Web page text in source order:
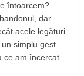
întoarcem?
dar
acele legături
simplu gest
ce am încercat